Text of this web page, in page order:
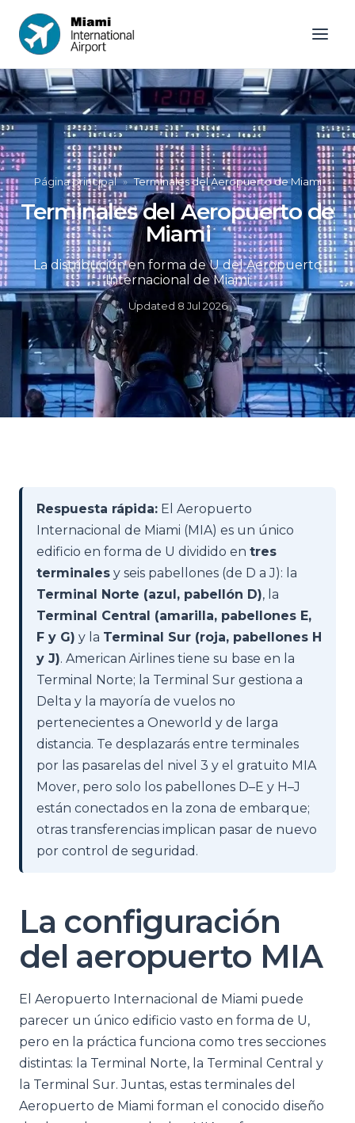
Página principal » Terminales del Aeropuerto de Miami
Terminales del Aeropuerto de
Miami
La distribución en forma de U del Aeropuerto
Internacional de Miami
Updated 8 Jul 2026
Respuesta rápida: El Aeropuerto
Internacional de Miami (MIA) es un único
edificio en forma de U dividido en tres
terminales y seis pabellones (de D a J): la
Terminal Norte (azul, pabellón D), la
Terminal Central (amarilla, pabellones E,
F y G) y la Terminal Sur (roja, pabellones H
y J). American Airlines tiene su base en la
Terminal Norte; la Terminal Sur gestiona a
Delta y la mayoría de vuelos no
pertenecientes a Oneworld y de larga
distancia. Te desplazarás entre terminales
por las pasarelas del nivel 3 y el gratuito MIA
Mover, pero solo los pabellones D–E y H–J
están conectados en la zona de embarque;
otras transferencias implican pasar de nuevo
por control de seguridad.
La configuración
del aeropuerto MIA
El Aeropuerto Internacional de Miami puede
parecer un único edificio vasto en forma de U,
pero en la práctica funciona como tres secciones
distintas: la Terminal Norte, la Terminal Central y
la Terminal Sur. Juntas, estas terminales del
Aeropuerto de Miami forman el conocido diseño